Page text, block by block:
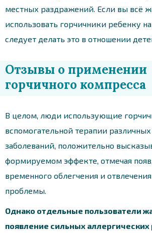
местных раздражений. Если вы всё
использовать горчичники ребенку
следует делать это в отношении
Отзывы о применении
горчичного компресса
В целом, люди использующие
вспомогательной терапии
заболеваний, положительно
формируемом эффекте, отмечая
временного облегчения и
проблемы.
Однако отдельные пользователи
появление сильных аллергических